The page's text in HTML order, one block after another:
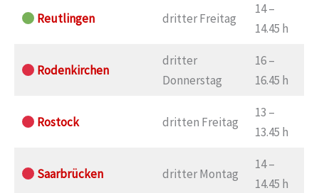
Reutlingen dritter Freitag
14 –
14.45 h
Rodenkirchen
dritter
Donnerstag
16 –
16.45 h
Rostock dritten Freitag
13 –
13.45 h
Saarbrücken dritter Montag
14 –
14.45 h